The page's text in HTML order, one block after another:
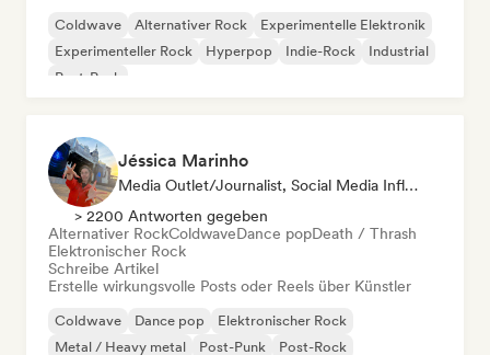
Coldwave Alternativer Rock
Experimentelle Elektronik
Experimenteller Rock
Hyperpop Indie-Rock
Industrial
Post-Punk
Jéssica Marinho
Media Outlet/Journalist, Social Media Influencer
> 2200 Antworten gegeben
Alternativer RockColdwaveDance popDeath / Thrash
Elektronischer Rock
Schreibe Artikel
Erstelle wirkungsvolle Posts oder Reels über Künstler
Coldwave Dance pop
Elektronischer Rock
Metal / Heavy metal
Post-Punk Post-Rock